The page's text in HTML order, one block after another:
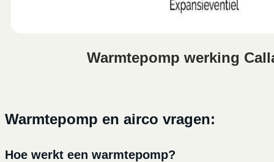
Warmtepomp werking
Warmtepomp en airco vragen:
Hoe werkt een warmtepomp?